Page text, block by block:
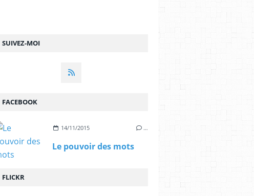
SUIVEZ-MOI
FACEBOOK
14/11/2015 …
Le pouvoir des mots
FLICKR